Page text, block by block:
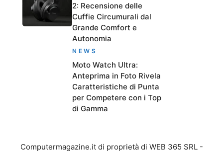
2: Recensione delle
Cuffie Circumurali dal
Grande Comfort e
Autonomia
NEWS
Moto Watch Ultra:
Anteprima in Foto Rivela
Caratteristiche di Punta
per Competere con i Top
di Gamma
Computermagazine.it di proprietà di WEB 365 SRL -